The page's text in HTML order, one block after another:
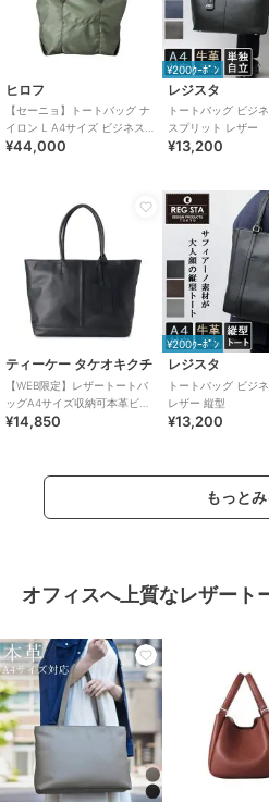
ヒロフ
【セーニョ】トートバッグ ナ
イロン L A4サイズ ビジネスバ
ッグ（商品番号：P25－
¥44,000
¥200ｸｰﾎﾟﾝ
レジスタ
トートバッグ ビジ
スプリット レザー
¥13,200
ティーケー タケオキクチ
【WEB限定】レザートートバ
ッグA4サイズ収納可本革ビジ
ネス対応可
¥14,850
¥200ｸｰﾎﾟﾝ
レジスタ
トートバッグ ビジ
レザー 縦型
¥13,200
もっと
オフィスへ上質なレザート